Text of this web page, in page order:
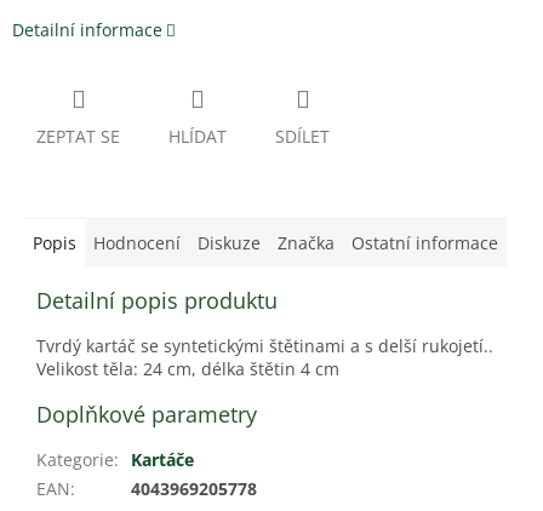
Detailní informace
ZEPTAT SE HLÍDAT SDÍLET
Popis Hodnocení Diskuze Značka Ostatní informace
Detailní popis produktu
Tvrdý kartáč se syntetickými štětinami a s delší rukojetí..
Velikost těla: 24 cm, délka štětin 4 cm
Doplňkové parametry
Kategorie:
Kartáče
EAN: 4043969205778